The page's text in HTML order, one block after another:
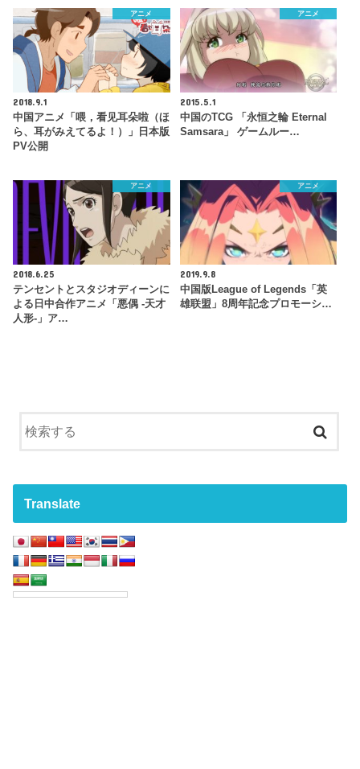
アニメ
2018.9.1
中国アニメ「喂，看见耳朵啦（ほ
ら、耳がみえてるよ！）」日本版
PV公開
アニメ
2015.5.1
中国のTCG 「永恒之輪 Eternal
Samsara」 ゲームルー…
アニメ
2018.6.25
テンセントとスタジオディーンに
よる日中合作アニメ「悪偶 ‐天才
人形‐」ア…
アニメ
2019.9.8
中国版League of Legends「英
雄联盟」8周年記念プロモーシ…
Translate